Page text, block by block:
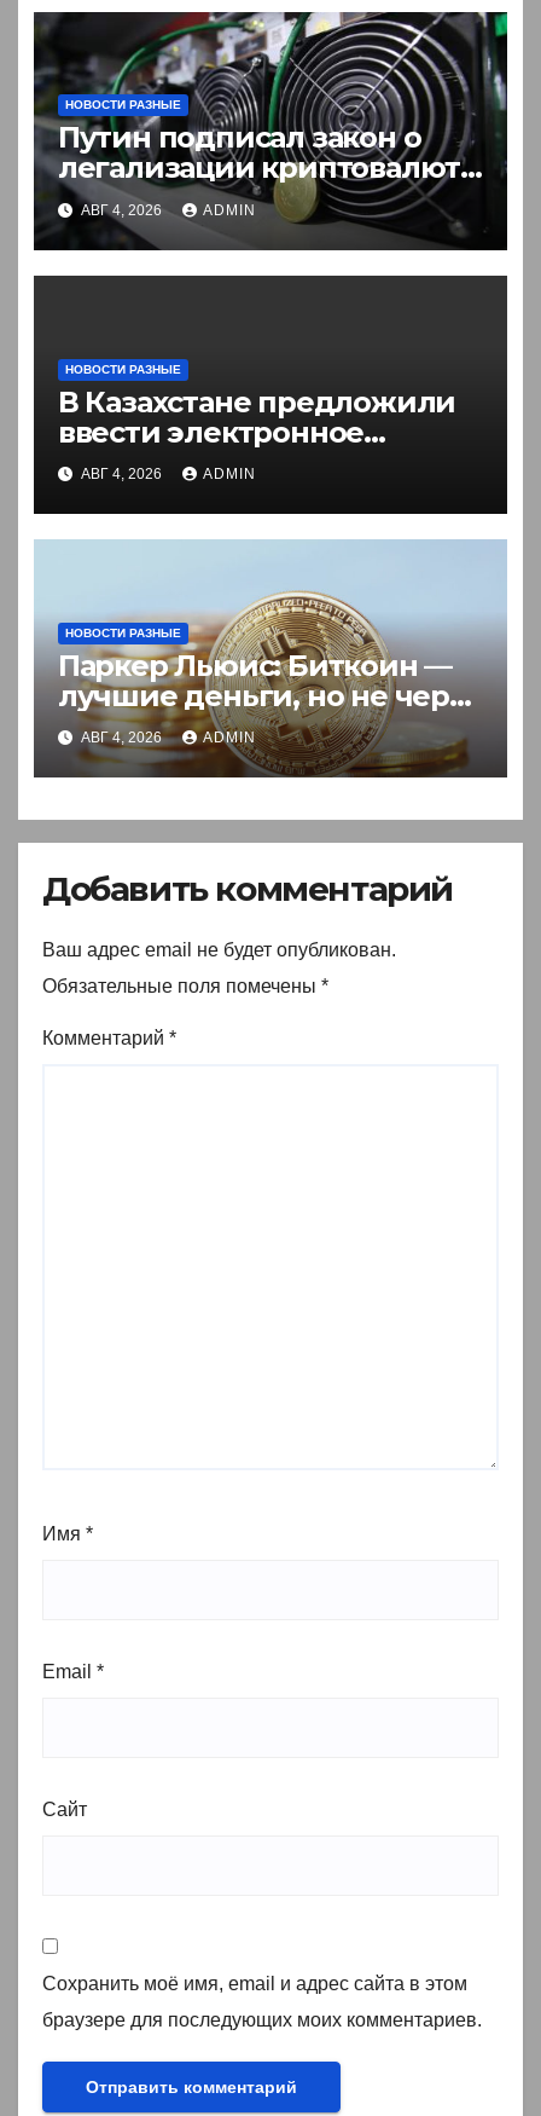
НОВОСТИ РАЗНЫЕ
Путин подписал закон о
легализации криптовалют
в России. Что нужно знать
АВГ 4, 2026 ADMIN
НОВОСТИ РАЗНЫЕ
В Казахстане предложили
ввести электронное
разрешение на въезд для
иностранцев
АВГ 4, 2026 ADMIN
НОВОСТИ РАЗНЫЕ
Паркер Льюис: Биткоин —
лучшие деньги, но не через
акции
АВГ 4, 2026 ADMIN
Добавить комментарий
Ваш адрес email не будет опубликован.
Обязательные поля помечены *
Комментарий *
Имя *
Email *
Сайт
Сохранить моё имя, email и адрес сайта в этом
браузере для последующих моих комментариев.